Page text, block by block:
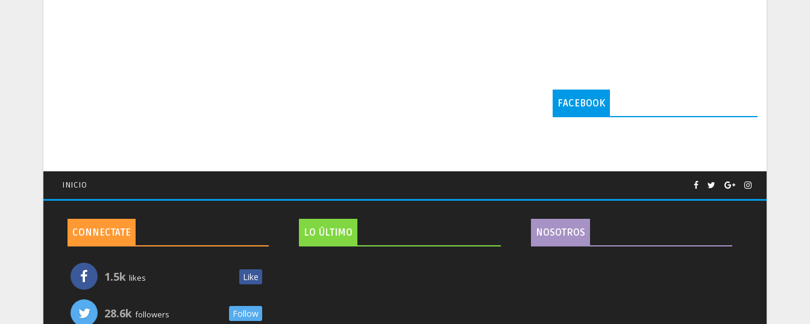
FACEBOOK
INICIO
CONNECTATE
1.5k likes Like
28.6k followers Follow
LO ÚLTIMO NOSOTROS